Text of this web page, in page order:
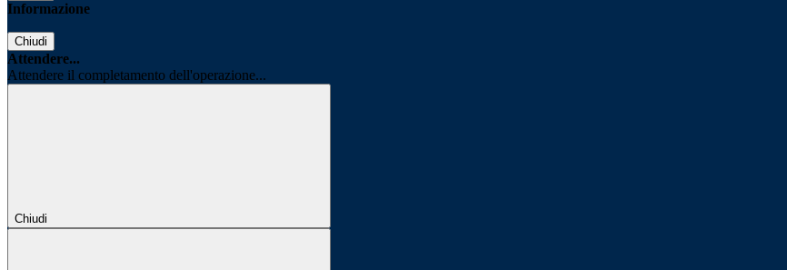
Informazione
Chiudi
Attendere...
Attendere il completamento dell'operazione...
Chiudi